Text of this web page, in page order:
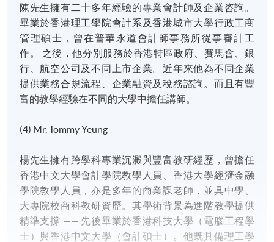
陳先生擁有二十多年經驗的專業會計師及企業咨詢。
畢業於香港理工學院會計系及香港城市大學行政工商
管理碩士，曾在普華永道會計師事務所從事審計工
作。 之後，他分別服務於香港特區政府、賽馬會、銀
行、航空公司及不同上市企業。近年來他為不同企業
提供業務合規流程、企業融資及稅務諮詢。而且有豐
富的教學經驗在不同的大學中擔任講師。
(4) Mr. Tommy Yeung
楊先生擁有跨學科專業沉澱與豐富教研經歷，曾擔任
香港中文大學會計學院教學人員、香港大學經濟金融
學院教學人員，亦是多年的商業課老師，並具中學、
大專院校商科教研資歷。其學術背景為進階教學提供
精準支撐 —— 先後畢業於香港科技大學（電腦工程學
士）與香港中文大學（會計碩士）。他既具備理工學